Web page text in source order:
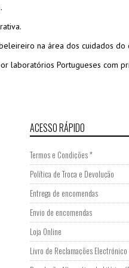
na área dos cuidados
laboratórios Portugueses com
ACESSO RÁPIDO
Termos e Condições *
Política de Troca e Devolução
Entrega de encomendas
Envio de encomendas
Loja Online
Livro de Reclamações Electrónico